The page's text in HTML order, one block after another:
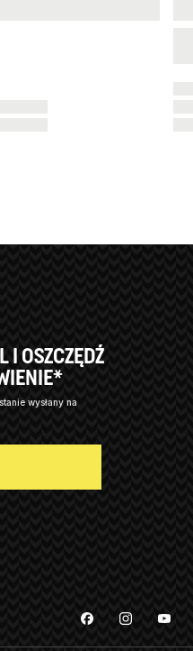
I OSZCZĘDŹ
wysłany na